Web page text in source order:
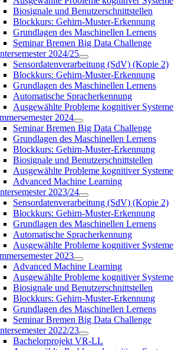
Biosignale und Benutzerschnittstellen
Blockkurs: Gehirn-Muster-Erkennung
Grundlagen des Maschinellen Lernens
Seminar Bremen Big Data Challenge
2024/25
Sensordatenverarbeitung (SdV) (Kopie 2)
Blockkurs: Gehirn-Muster-Erkennung
Grundlagen des Maschinellen Lernens
Automatische Spracherkennung
Ausgewählte Probleme kognitiver Systeme
2024
Seminar Bremen Big Data Challenge
Grundlagen des Maschinellen Lernens
Blockkurs: Gehirn-Muster-Erkennung
Biosignale und Benutzerschnittstellen
Ausgewählte Probleme kognitiver Systeme
Advanced Machine Learning
2023/24
Sensordatenverarbeitung (SdV) (Kopie 2)
Blockkurs: Gehirn-Muster-Erkennung
Grundlagen des Maschinellen Lernens
Automatische Spracherkennung
Ausgewählte Probleme kognitiver Systeme
2023
Advanced Machine Learning
Ausgewählte Probleme kognitiver Systeme
Biosignale und Benutzerschnittstellen
Blockkurs: Gehirn-Muster-Erkennung
Grundlagen des Maschinellen Lernens
Seminar Bremen Big Data Challenge
2022/23
Bachelorprojekt VR-LL